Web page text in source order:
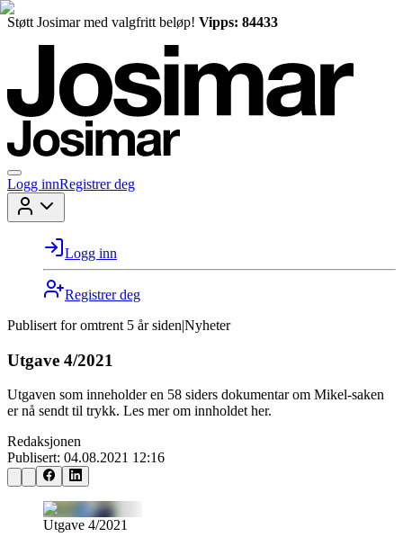
Støtt Josimar med valgfritt beløp! Vipps: 84433
Logg innRegistrer deg
Logg inn
Registrer deg
Publisert for omtrent 5 år siden|Nyheter
Utgave 4/2021
Utgaven som inneholder en 58 siders dokumentar om Mikel-saken
er nå sendt til trykk. Les mer om innholdet her.
Redaksjonen
Publisert: 04.08.2021 12:16
Utgave 4/2021